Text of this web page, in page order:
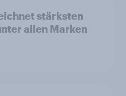
stärksten
allen Marken